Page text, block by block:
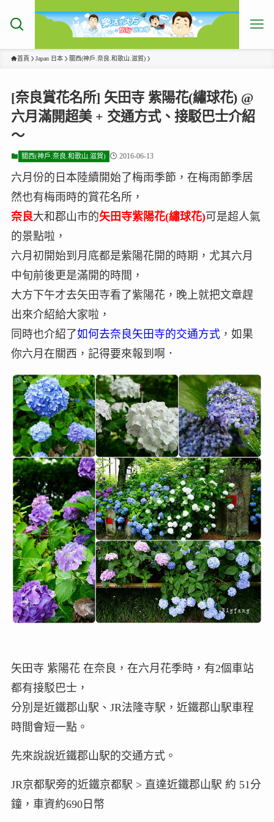
首頁 Japan 日本 關西(神戶.奈良.和歌山.滋賀)
[奈良賞花名所] 矢田寺 紫陽花(繡球花) @
六月滿開超美 + 交通方式、接駁巴士介紹
～
關西(神戶.奈良.和歌山.滋賀) 2016-06-13
六月份的日本陸續開始了梅雨季節，在梅雨節季居
然也有梅雨時的賞花名所，
奈良大和郡山市的矢田寺紫陽花(繡球花)可是超人氣
的景點啦，
六月初開始到月底都是紫陽花開的時期，尤其六月
中旬前後更是滿開的時間，
大方下午才去矢田寺看了紫陽花，晚上就把文章趕
出來介紹給大家啦，
同時也介紹了如何去奈良矢田寺的交通方式，如果
你六月在關西，記得要來報到啊．
矢田寺 紫陽花 在奈良，在六月花季時，有2個車站
都有接駁巴士，
分別是近鐵郡山駅、JR法隆寺駅，近鐵郡山駅車程
時間會短一點。
先來說說近鐵郡山駅的交通方式。
JR京都駅旁的近鐵京都駅 > 直達近鐵郡山駅 約 51分
鐘，車資約690日幣